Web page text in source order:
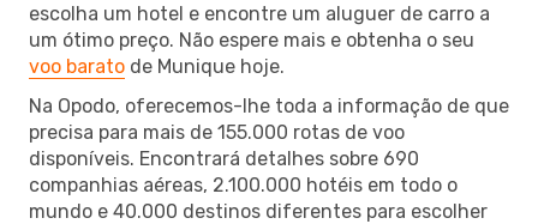
escolha um hotel e encontre um aluguer de carro a
um ótimo preço. Não espere mais e obtenha o seu
voo barato de Munique hoje.
Na Opodo, oferecemos-lhe toda a informação de que
precisa para mais de 155.000 rotas de voo
disponíveis. Encontrará detalhes sobre 690
companhias aéreas, 2.100.000 hotéis em todo o
mundo e 40.000 destinos diferentes para escolher